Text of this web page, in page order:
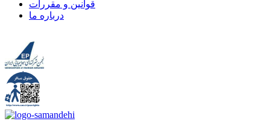
قوانین و مقررات
درباره ما